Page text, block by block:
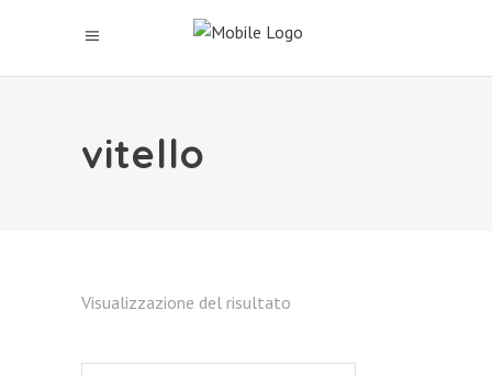
vitello
Visualizzazione del risultato